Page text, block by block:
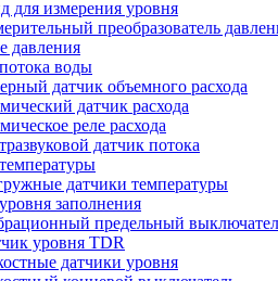
для измерения уровня
преобразователь
давления
воды
датчик объемного расхода
датчик расхода
реле расхода
датчик потока
датчики температуры
заполнения
предельный
уровня TDR
датчики уровня